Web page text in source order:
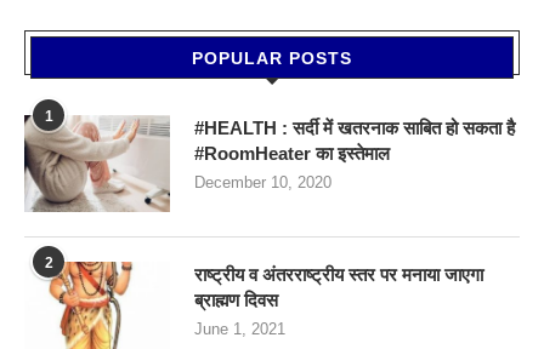
POPULAR POSTS
1
#HEALTH : सर्दी में खतरनाक साबित हो सकता है
#RoomHeater का इस्तेमाल
December 10, 2020
2
राष्ट्रीय व अंतरराष्ट्रीय स्तर पर मनाया जाएगा
ब्राह्मण दिवस
June 1, 2021